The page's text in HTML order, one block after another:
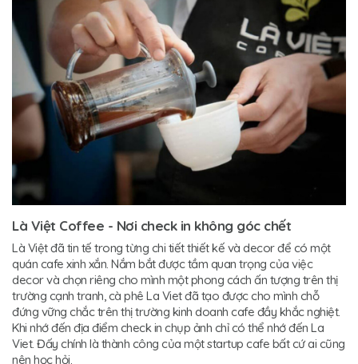
Là Việt Coffee - Nơi check in không góc chết
Là Việt đã tin tế trong từng chi tiết thiết kế và decor để có một
quán cafe xinh xắn. Nắm bắt được tầm quan trọng của việc
decor và chọn riêng cho mình một phong cách ấn tượng trên thị
trường cạnh tranh, cà phê La Viet đã tạo được cho mình chỗ
đứng vững chắc trên thị trường kinh doanh cafe đầy khắc nghiệt.
Khi nhớ đến địa điểm check in chụp ảnh chỉ có thể nhớ đến La
Viet. Đấy chính là thành công của một startup cafe bất cứ ai cũng
nên học hỏi.